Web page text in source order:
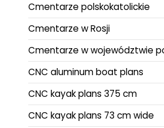
Cmentarze polskokatolickie
Cmentarze w Rosji
Cmentarze w województwie
CNC aluminum boat plans
CNC kayak plans 375 cm
CNC kayak plans 73 cm wide